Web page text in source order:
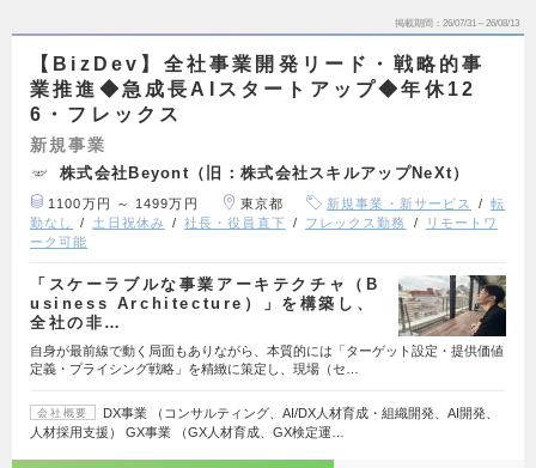
掲載期間 26/07/31～26/08/13
【BizDev】全社事業開発リード・戦略的事
業推進◆急成長AIスタートアップ◆年休12
6・フレックス
新規事業
株式会社Beyont（旧：株式会社スキルアップNeXt）
1100万円 ～ 1499万円 東京都 新規事業・新サービス
転
勤なし
土日祝休み 社長・役員直下 フレックス勤務
リモートワ
ーク可能
「スケーラブルな事業アーキテクチャ（B
usiness Architecture）」を構築し、
全社の非…
自身が最前線で動く局面もありながら、本質的には「ターゲット設定・提供価値
定義・プライシング戦略」を精緻に策定し、現場（セ…
会社概要
DX事業 （コンサルティング、AI/DX人材育成・組織開発、AI開発、
人材採用支援） GX事業 （GX人材育成、GX検定運…